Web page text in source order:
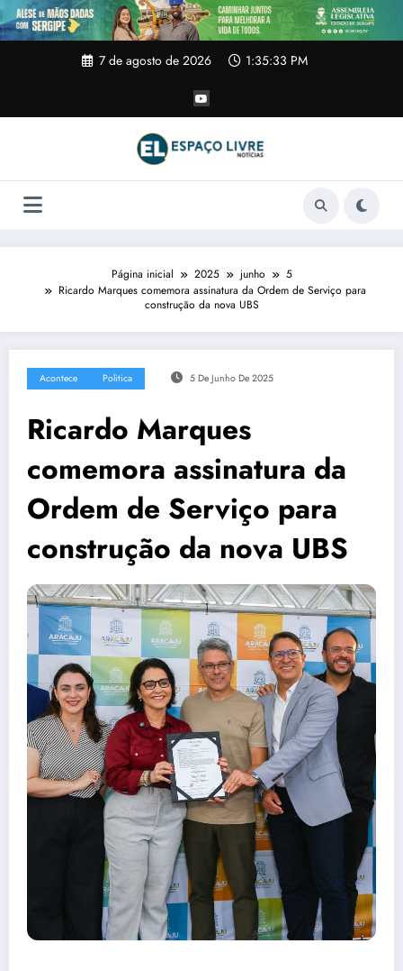
Pular
para
o
7 de agosto de 2026 1:35:34 PM
Página inicial 2025 junho
5
Ricardo Marques comemora assinatura da Ordem de Serviço para
construção da nova UBS
Acontece Politica 5 De Junho De 2025
Ricardo Marques
comemora assinatura da
Ordem de Serviço para
construção da nova UBS